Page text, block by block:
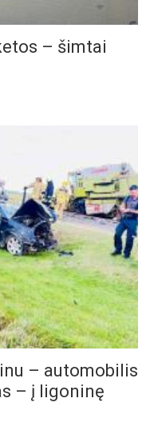
– šimtai
– automobilis
– į ligoninę